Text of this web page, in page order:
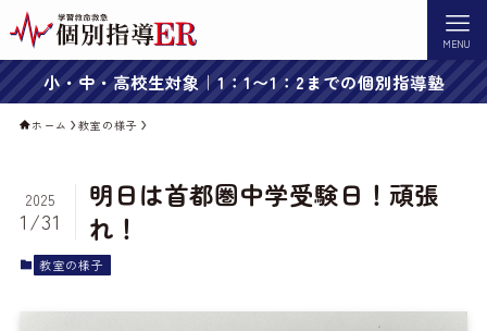
MENU
小・中・高校生対象｜1：1〜1：2までの個別指導塾
ホーム 教室の様子
明日は首都圏中学受験日！頑張
れ！
2025
1/31
教室の様子